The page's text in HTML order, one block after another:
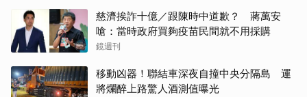
慈濟挨詐十億／跟陳時中道歉？ 蔣萬安
嗆：當時政府買夠疫苗民間就不用採購
鏡週刊
移動凶器！聯結車深夜自撞中央分隔島 運
將爛醉上路驚人酒測值曝光